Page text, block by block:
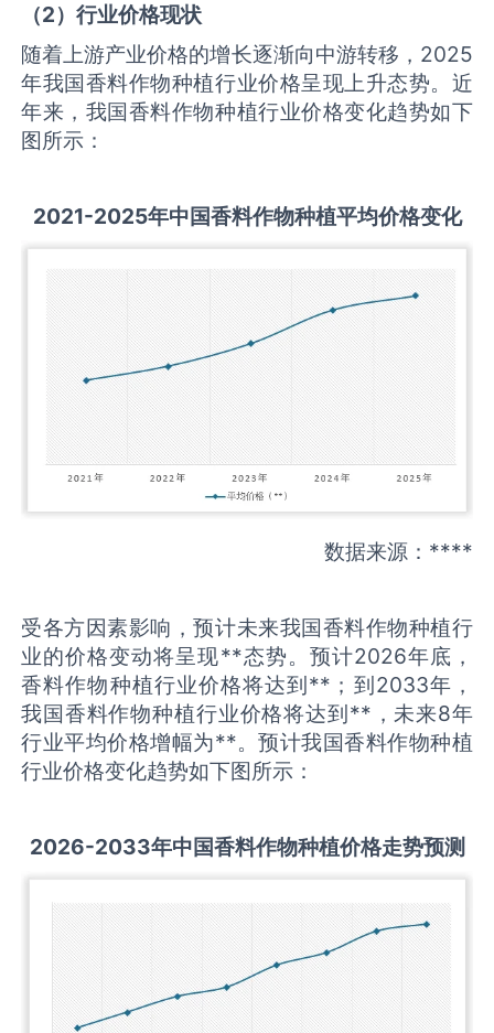
（2）行业价格现状
随着上游产业价格的增长逐渐向中游转移，2025
年我国香料作物种植行业价格呈现上升态势。近
年来，我国香料作物种植行业价格变化趋势如下
图所示：
2021-2025年中国香料作物种植平均价格变化
数据来源：****
受各方因素影响，预计未来我国香料作物种植行
业的价格变动将呈现**态势。预计2026年底，
香料作物种植行业价格将达到**；到2033年，
我国香料作物种植行业价格将达到**，未来8年
行业平均价格增幅为**。预计我国香料作物种植
行业价格变化趋势如下图所示：
2026-2033年中国香料作物种植价格走势预测